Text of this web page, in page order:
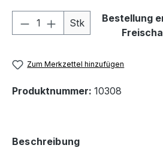
Produkt Anzahl: Gib
Stk
Bestellung
Zum Merkzettel hinzufügen
Produktnummer: 10308
Beschreibung